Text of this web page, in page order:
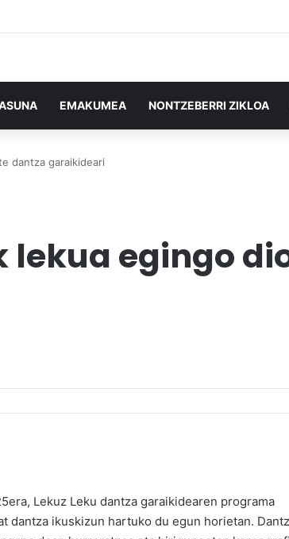
EMAKUMEA NONTZEBERRI ZIKLOA
dantza garaikideari
lekua egingo
Lekuz Leku dantza garaikidearen programa
dantza ikuskizun hartuko du egun horietan.